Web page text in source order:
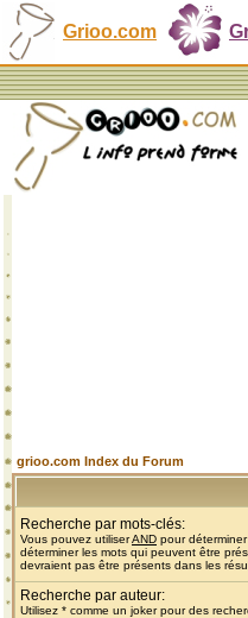
Grioo.com
grioo.com Index du Forum
Recherche par mots-clés:
Vous pouvez utiliserAND pour
déterminer les mots qui peuvent être
devraient pas être présents dans les
Recherche par auteur:
Utilisez * comme un joker pour des